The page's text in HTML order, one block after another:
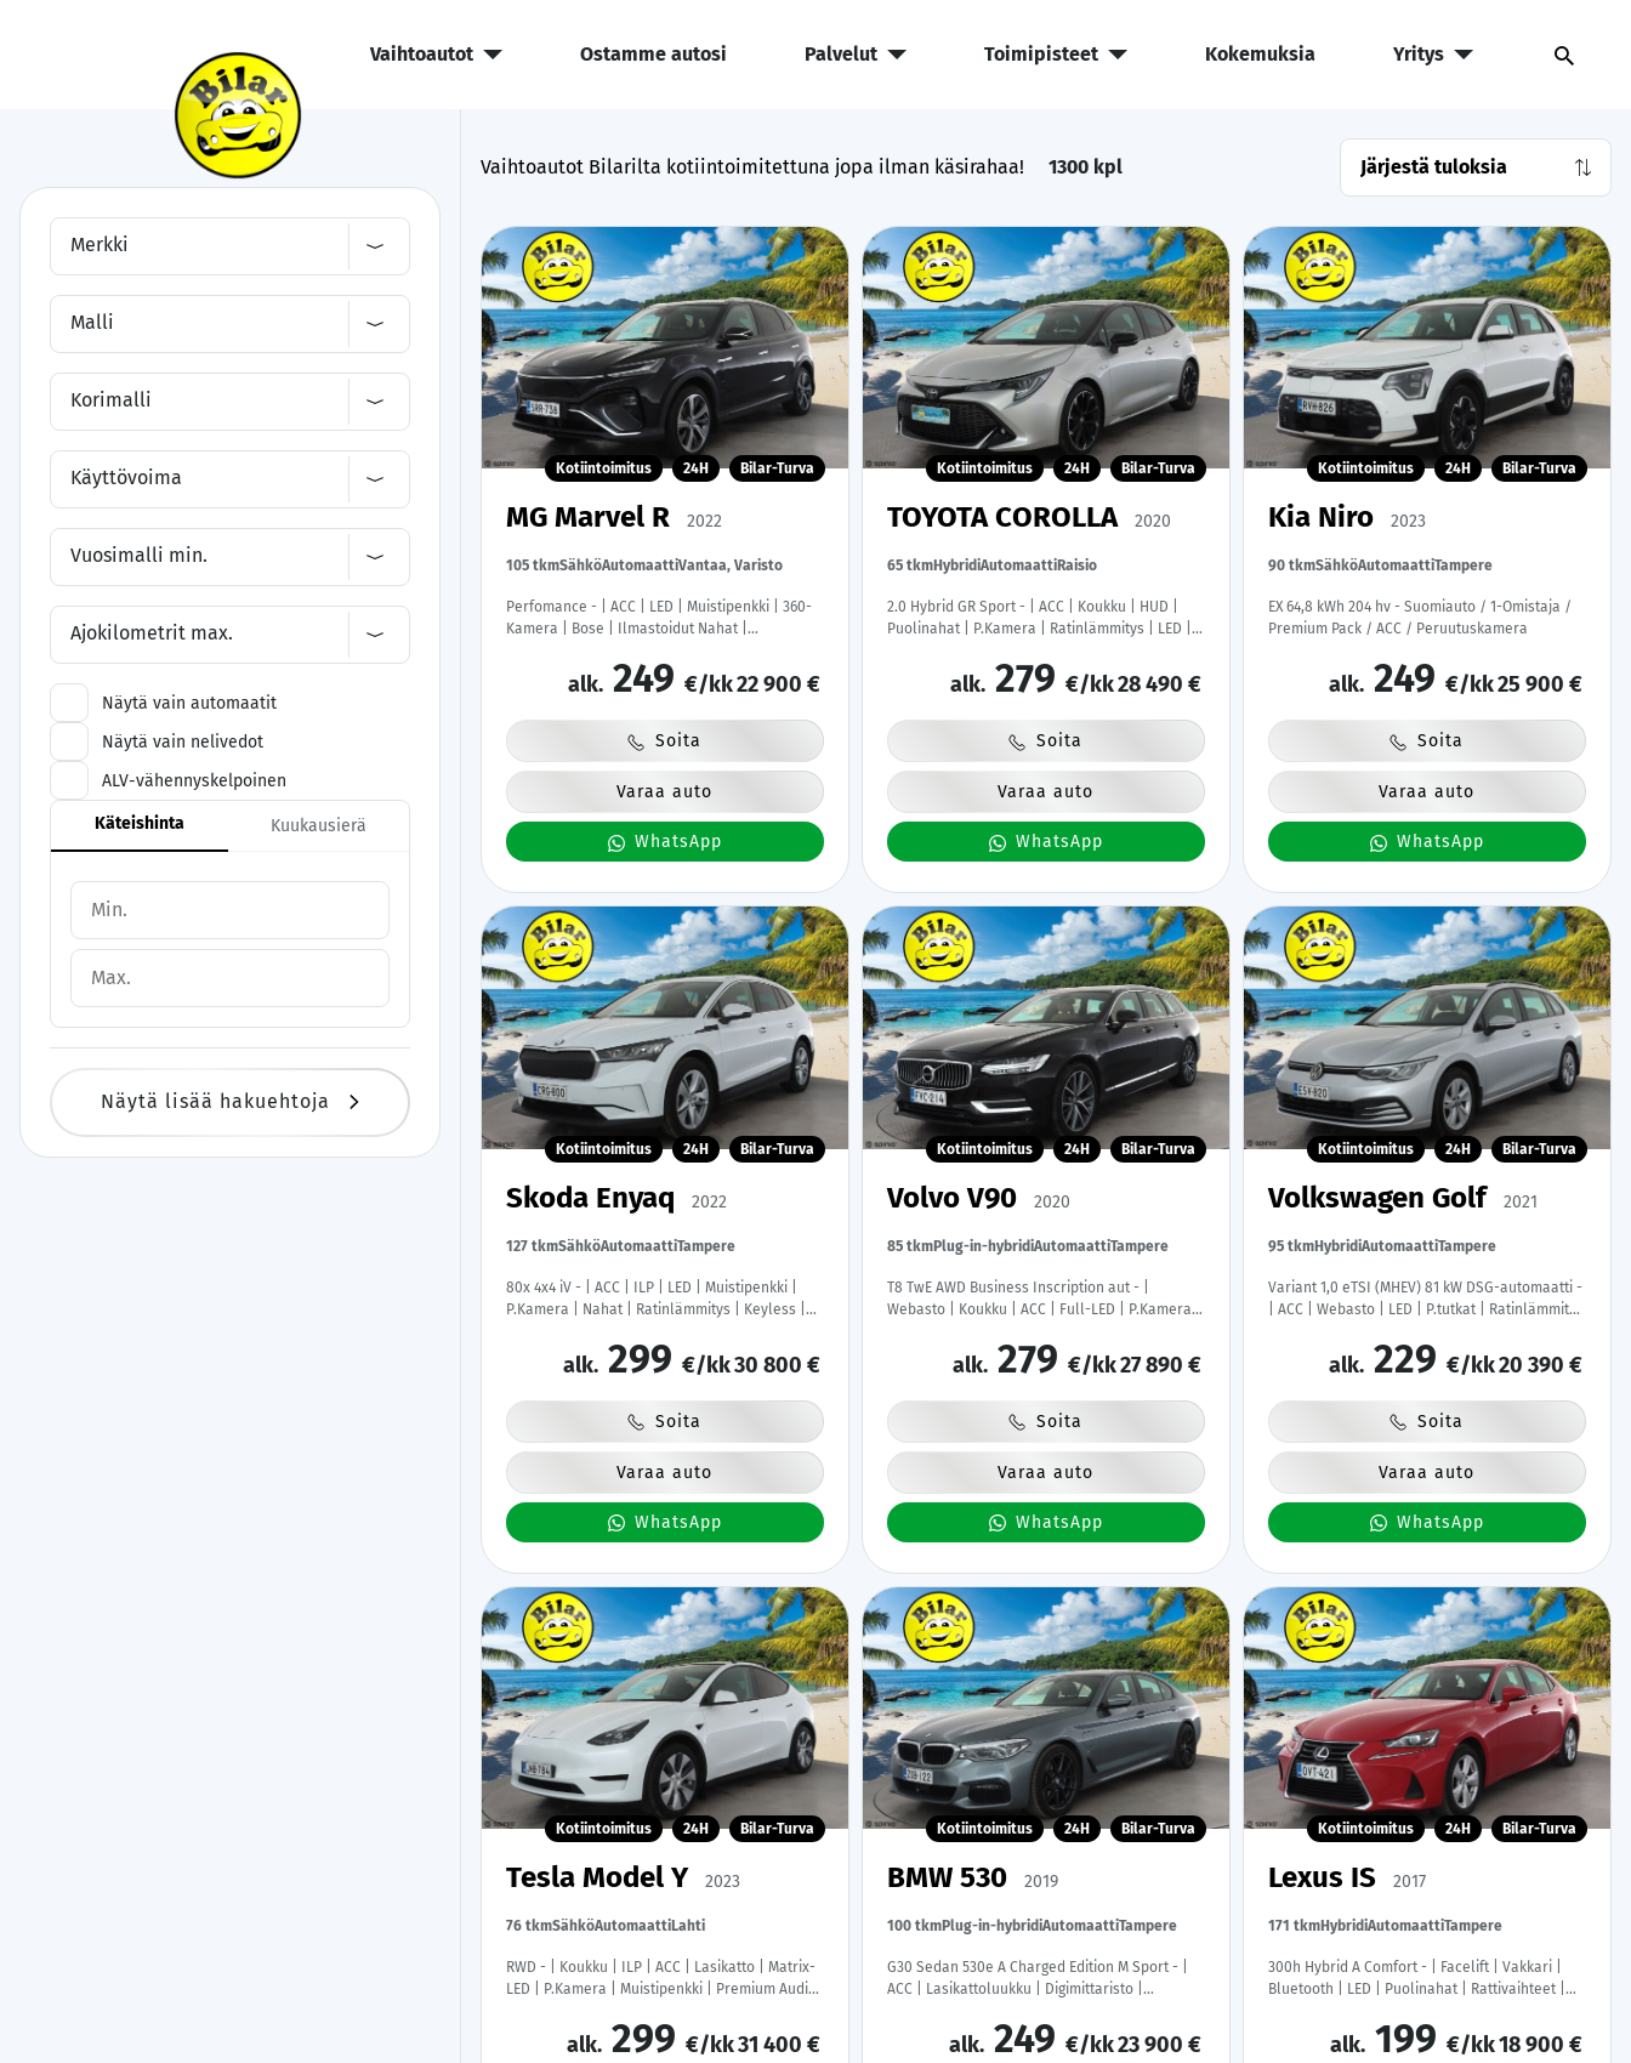
Vaihtoautot Ostamme autosi Palvelut Toimipisteet Kokemuksia Yritys
Merkki
Malli
Korimalli
Käyttövoima
Vuosimalli min.
Ajokilometrit max.
Näytä vain automaatit
Näytä vain nelivedot
ALV-vähennyskelpoinen
Käteishinta Kuukausierä
Näytä lisää hakuehtoja
Vaihtoautot Bilarilta kotiintoimitettuna jopa ilman käsirahaa! 1300 kpl
Kotiintoimitus 24H Bilar-Turva
MG Marvel R 2022
105 tkmSähköAutomaattiVantaa, Varisto
Perfomance - | ACC | LED | Muistipenkki | 360-
Kamera | Bose | Ilmastoidut Nahat |
Kahdet Renkaat |
alk. 249 €/kk22 900 €
Soita
Varaa auto
WhatsApp
Kotiintoimitus 24H Bilar-Turva
TOYOTA COROLLA 2020
65 tkmHybridiAutomaattiRaisio
2.0 Hybrid GR Sport - | ACC | Koukku | HUD |
Puolinahat | P.Kamera | Ratinlämmitys | LED |
alk. 279 €/kk28 490 €
Soita
Varaa auto
WhatsApp
Kotiintoimitus 24H Bilar-Turva
Kia Niro 2023
90 tkmSähköAutomaattiTampere
EX 64,8 kWh 204 hv - Suomiauto / 1-Omistaja /
Premium Pack / ACC / Peruutuskamera
alk. 249 €/kk25 900 €
Soita
Varaa auto
WhatsApp
Kotiintoimitus 24H Bilar-Turva
Skoda Enyaq 2022
127 tkmSähköAutomaattiTampere
80x 4x4 iV - | ACC | ILP | LED | Muistipenkki |
P.Kamera | Nahat | Ratinlämmitys | Keyless |
| Merkkihuollettu |
alk. 299 €/kk30 800 €
Soita
Varaa auto
WhatsApp
Kotiintoimitus 24H Bilar-Turva
Volvo V90 2020
85 tkmPlug-in-hybridiAutomaattiTampere
T8 TwE AWD Business Inscription aut - |
Webasto | Koukku | ACC | Full-LED | P.Kamera |
Katveavustin | Keyless | 2x Latauskaapelit |
Kahdet renkaat | Suomi-auto |
alk. 279 €/kk27 890 €
Soita
Varaa auto
WhatsApp
Kotiintoimitus 24H Bilar-Turva
Volkswagen Golf 2021
95 tkmHybridiAutomaattiTampere
Variant 1,0 eTSI (MHEV) 81 kW DSG-automaatti -
| ACC | Webasto | LED | P.tutkat | Ratinlämmitys
Merkkihuollettu | Kahdet Renkaat |
alk. 229 €/kk20 390 €
Soita
Varaa auto
WhatsApp
Kotiintoimitus 24H Bilar-Turva
Tesla Model Y 2023
76 tkmSähköAutomaattiLahti
RWD - | Koukku | ILP | ACC | Lasikatto | Matrix-
LED | P.Kamera | Muistipenkki | Premium Audio
auto | Kahdet renkaat |
alk. 299 €/kk31 400 €
Kotiintoimitus 24H Bilar-Turva
BMW 530 2019
100 tkmPlug-in-hybridiAutomaattiTampere
G30 Sedan 530e A Charged Edition M Sport - |
ACC | Lasikattoluukku | Digimittaristo |
Navi | Kahdet Renkaat |
alk. 249 €/kk23 900 €
Kotiintoimitus 24H Bilar-Turva
Lexus IS 2017
171 tkmHybridiAutomaattiTampere
300h Hybrid A Comfort - | Facelift | Vakkari |
Bluetooth | LED | Puolinahat | Rattivaihteet |
alk. 199 €/kk18 900 €